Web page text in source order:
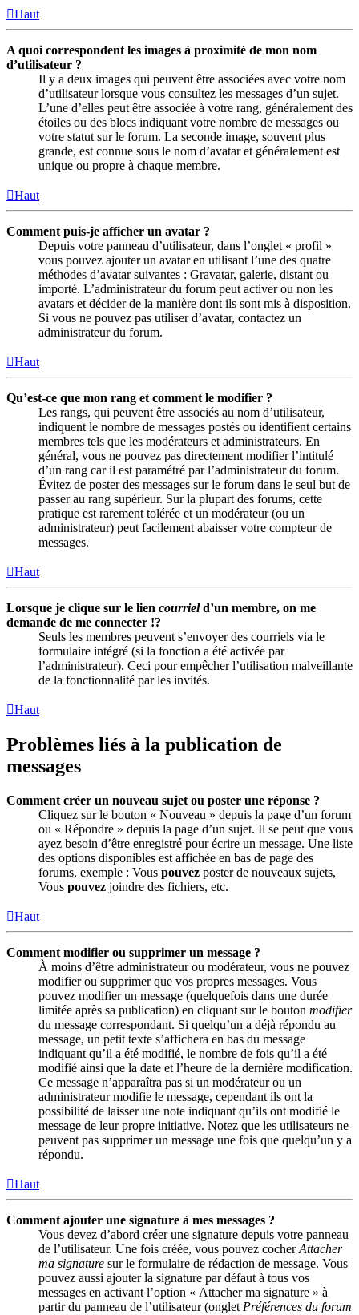
Haut
A quoi correspondent les images à proximité de mon nom
d’utilisateur ?
Il y a deux images qui peuvent être associées avec votre nom
d’utilisateur lorsque vous consultez les messages d’un sujet.
L’une d’elles peut être associée à votre rang, généralement des
étoiles ou des blocs indiquant votre nombre de messages ou
votre statut sur le forum. La seconde image, souvent plus
grande, est connue sous le nom d’avatar et généralement est
unique ou propre à chaque membre.
Haut
Comment puis-je afficher un avatar ?
Depuis votre panneau d’utilisateur, dans l’onglet « profil »
vous pouvez ajouter un avatar en utilisant l’une des quatre
méthodes d’avatar suivantes : Gravatar, galerie, distant ou
importé. L’administrateur du forum peut activer ou non les
avatars et décider de la manière dont ils sont mis à disposition.
Si vous ne pouvez pas utiliser d’avatar, contactez un
administrateur du forum.
Haut
Qu’est-ce que mon rang et comment le modifier ?
Les rangs, qui peuvent être associés au nom d’utilisateur,
indiquent le nombre de messages postés ou identifient certains
membres tels que les modérateurs et administrateurs. En
général, vous ne pouvez pas directement modifier l’intitulé
d’un rang car il est paramétré par l’administrateur du forum.
Évitez de poster des messages sur le forum dans le seul but de
passer au rang supérieur. Sur la plupart des forums, cette
pratique est rarement tolérée et un modérateur (ou un
administrateur) peut facilement abaisser votre compteur de
messages.
Haut
Lorsque je clique sur le lien courrield’un membre, on me
demande de me connecter !?
Seuls les membres peuvent s’envoyer des courriels via le
formulaire intégré (si la fonction a été activée par
l’administrateur). Ceci pour empêcher l’utilisation malveillante
de la fonctionnalité par les invités.
Haut
Problèmes liés à la publication de
messages
Comment créer un nouveau sujet ou poster une réponse ?
Cliquez sur le bouton « Nouveau » depuis la page d’un forum
ou « Répondre » depuis la page d’un sujet. Il se peut que vous
ayez besoin d’être enregistré pour écrire un message. Une liste
des options disponibles est affichée en bas de page des
forums, exemple : Vous pouvez poster de nouveaux sujets,
Vous pouvez joindre des fichiers, etc.
Haut
Comment modifier ou supprimer un message ?
À moins d’être administrateur ou modérateur, vous ne pouvez
modifier ou supprimer que vos propres messages. Vous
pouvez modifier un message (quelquefois dans une durée
limitée après sa publication) en cliquant sur le bouton modifier
du message correspondant. Si quelqu’un a déjà répondu au
message, un petit texte s’affichera en bas du message
indiquant qu’il a été modifié, le nombre de fois qu’il a été
modifié ainsi que la date et l’heure de la dernière modification.
Ce message n’apparaîtra pas si un modérateur ou un
administrateur modifie le message, cependant ils ont la
possibilité de laisser une note indiquant qu’ils ont modifié le
message de leur propre initiative. Notez que les utilisateurs ne
peuvent pas supprimer un message une fois que quelqu’un y a
répondu.
Haut
Comment ajouter une signature à mes messages ?
Vous devez d’abord créer une signature depuis votre panneau
de l’utilisateur. Une fois créée, vous pouvez cocherAttacher
ma signature sur le formulaire de rédaction de message. Vous
pouvez aussi ajouter la signature par défaut à tous vos
messages en activant l’option « Attacher ma signature » à
partir du panneau de l’utilisateur (onglet Préférences du forum